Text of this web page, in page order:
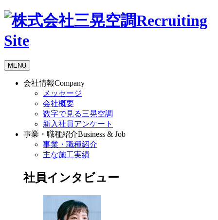
Recruiting
Site
MENU
会社情報Company
メッセージ
会社概要
数字で見る三晃空調
新入社員アンケート
事業・職種紹介Business & Job
事業・職種紹介
主な施工実績
社員インタビュー